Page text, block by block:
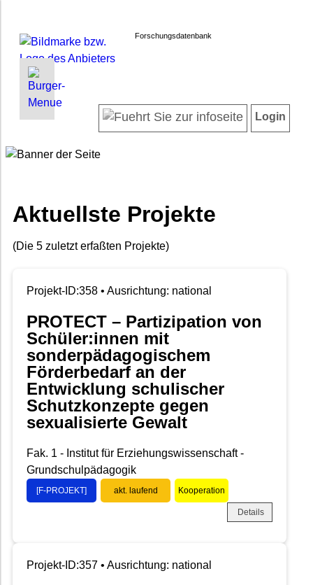
Forschungsdatenbank
INFORMATIONEN | SUCHEN
Forscherinnen und Forscher
Barrierefreiheit
Impressum
LOGIN
Login
Aktuellste Projekte
(Die 5 zuletzt erfaßten Projekte)
Projekt-ID:358 • Ausrichtung: national
PROTECT – Partizipation von
Schüler:innen mit
sonderpädagogischem
Förderbedarf an der
Entwicklung schulischer
Schutzkonzepte gegen
sexualisierte Gewalt
Fak. 1 - Institut für Erziehungswissenschaft -
Grundschulpädagogik
[F-PROJEKT] akt. laufend Kooperation
Details
Projekt-ID:357 • Ausrichtung: national